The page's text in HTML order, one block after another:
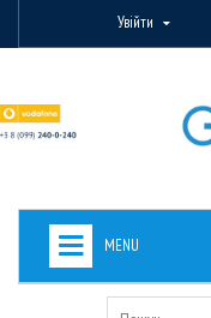
Увійти
MENU